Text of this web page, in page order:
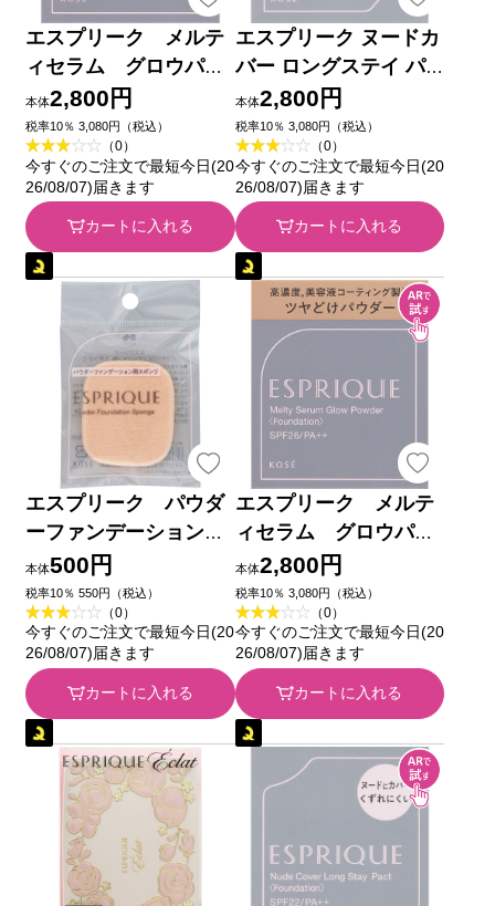
エスプリーク メルテ
ィセラム グロウパウ
ダー （レフィル）
ＯＣ－４１５ オーク
ル ９ｇ コーセー
本体2,800円
税率10％ 3,080円（税込）
（0）
今すぐのご注文で最短今日(20
26/08/07)届きます
カートに入れる
エスプリーク ヌードカ
バー ロングステイ パ
クト OC-405 オークル
９ｇ コーセー
本体2,800円
税率10％ 3,080円（税込）
（0）
今すぐのご注文で最短今日(20
26/08/07)届きます
カートに入れる
エスプリーク パウダ
ーファンデーション
用 スポンジ Ｃ ＿
コーセー
本体500円
税率10％ 550円（税込）
（0）
今すぐのご注文で最短今日(20
26/08/07)届きます
カートに入れる
エスプリーク メルテ
ィセラム グロウパウ
ダー （レフィル）
ＯＣ－４００ オーク
ル ９ｇ コーセー
本体2,800円
税率10％ 3,080円（税込）
（0）
今すぐのご注文で最短今日(20
26/08/07)届きます
カートに入れる